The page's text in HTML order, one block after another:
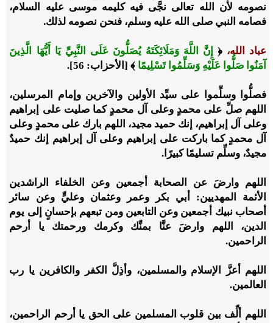
نصومه لأن الله تعالى نجَّى فيه كليمه موسى عليه السلام،
فصامه النبي صلى الله عليه وسلم، فنحن نصومه لذلك.
عباد الله، ﴿
إِنَّ اللَّهَ وَمَلَائِكَتَهُ يُصَلُّونَ عَلَى النَّبِيِّ يَا أَيُّهَا الَّذِينَ
آمَنُوا صَلُّوا عَلَيْهِ وَسَلِّمُوا تَسْلِيمًا ﴾ [الأحزاب: 56].
فصلُّوا وسلِّموا على سيِّد الأولين والآخرين وإمام المرسلين،
اللهم صلِّ على محمدٍ وعلى آل محمدٍ كما صليت على إبراهيم
وعلى آل إبراهيم، إنك حميد مجيد، اللهم بارك على محمدٍ وعلى
آل محمدٍ كما باركت على إبراهيم وعلى آل إبراهيم إنك حميدٌ
مجيدٌ، وسلِّم تسليمًا كبيرًا.
اللهم وارضَ عن الصحابة أجمعين وعن الخلفاء الراشدين
الأئمة المهديين: أبي بكر وعمر وعثمان وعليٍّ وعن سائر
أصحاب نبيك أجمعين وعن التابعين ومن تبعهم بإحسانٍ إلى يوم
الدين، اللهم وارضَ عنَّا بمنِّك وكرمك ورحمتك يا أرحم
الراحمين.
اللهم أعزَّ الإسلام والمسلمين، وأذِلَّ الكفر والكافرين يا رب
العالمين.
اللهم ألِّف بين قلوب المسلمين على الحق يا أرحم الراحمين،